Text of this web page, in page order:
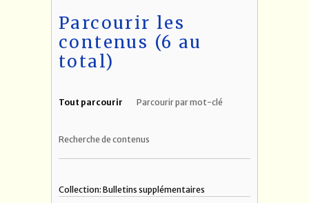
Parcourir les
contenus (6 au
total)
Tout parcourir Parcourir par mot-clé
Recherche de contenus
Collection: Bulletins supplémentaires